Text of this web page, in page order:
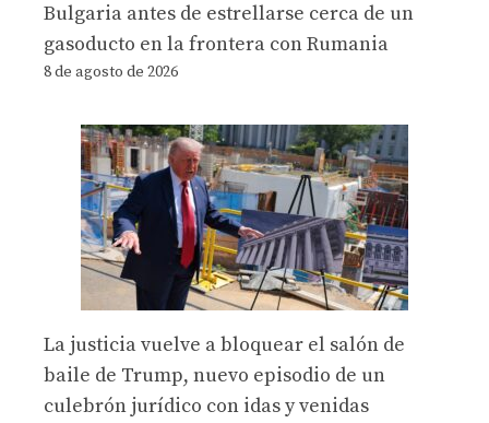
Bulgaria antes de estrellarse cerca de un
gasoducto en la frontera con Rumania
8 de agosto de 2026
La justicia vuelve a bloquear el salón de
baile de Trump, nuevo episodio de un
culebrón jurídico con idas y venidas